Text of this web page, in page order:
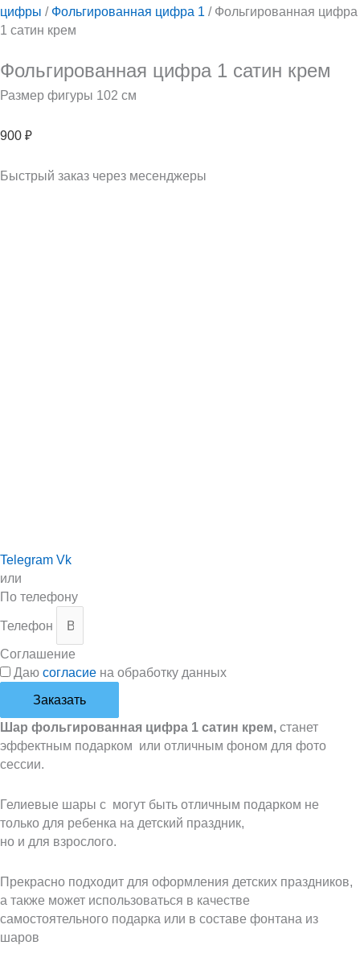
цифры / Фольгированная цифра 1 / Фольгированная цифра
1 сатин крем
Фольгированная цифра 1 сатин крем
Размер фигуры 102 см
900 ₽
Быстрый заказ через месенджеры
Telegram Vk
или
По телефону
Телефон
Соглашение
Даю согласие на обработку данных
Заказать
Шар фольгированная цифра 1 сатин крем, станет
эффектным подарком или отличным фоном для фото
сессии.
Гелиевые шары с могут быть отличным подарком не
только для ребенка на детский праздник,
но и для взрослого.
Прекрасно подходит для оформления детских праздников,
а также может использоваться в качестве
самостоятельного подарка или в составе фонтана из
шаров